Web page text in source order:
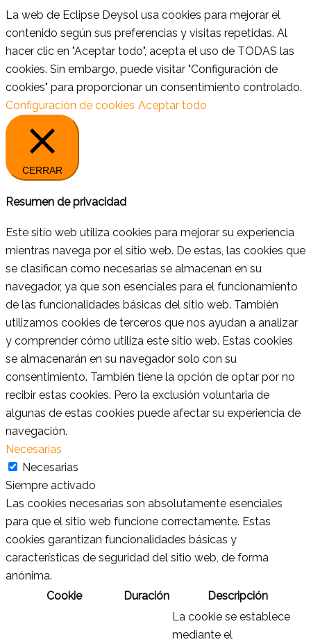
La web de Eclipse Deysol usa cookies para mejorar el
contenido según sus preferencias y visitas repetidas. Al
hacer clic en "Aceptar todo", acepta el uso de TODAS las
cookies. Sin embargo, puede visitar "Configuración de
cookies" para proporcionar un consentimiento controlado.
Configuración de cookies Aceptar todo
CERRAR
Resumen de privacidad
Este sitio web utiliza cookies para mejorar su experiencia
mientras navega por el sitio web. De estas, las cookies que
se clasifican como necesarias se almacenan en su
navegador, ya que son esenciales para el funcionamiento
de las funcionalidades básicas del sitio web. También
utilizamos cookies de terceros que nos ayudan a analizar
y comprender cómo utiliza este sitio web. Estas cookies
se almacenarán en su navegador solo con su
consentimiento. También tiene la opción de optar por no
recibir estas cookies. Pero la exclusión voluntaria de
algunas de estas cookies puede afectar su experiencia de
navegación.
Necesarias
Necesarias
Siempre activado
Las cookies necesarias son absolutamente esenciales
para que el sitio web funcione correctamente. Estas
cookies garantizan funcionalidades básicas y
características de seguridad del sitio web, de forma
anónima.
Cookie
Duración Descripción
La cookie se establece
mediante el